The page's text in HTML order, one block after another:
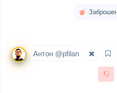
Антон @pfilan